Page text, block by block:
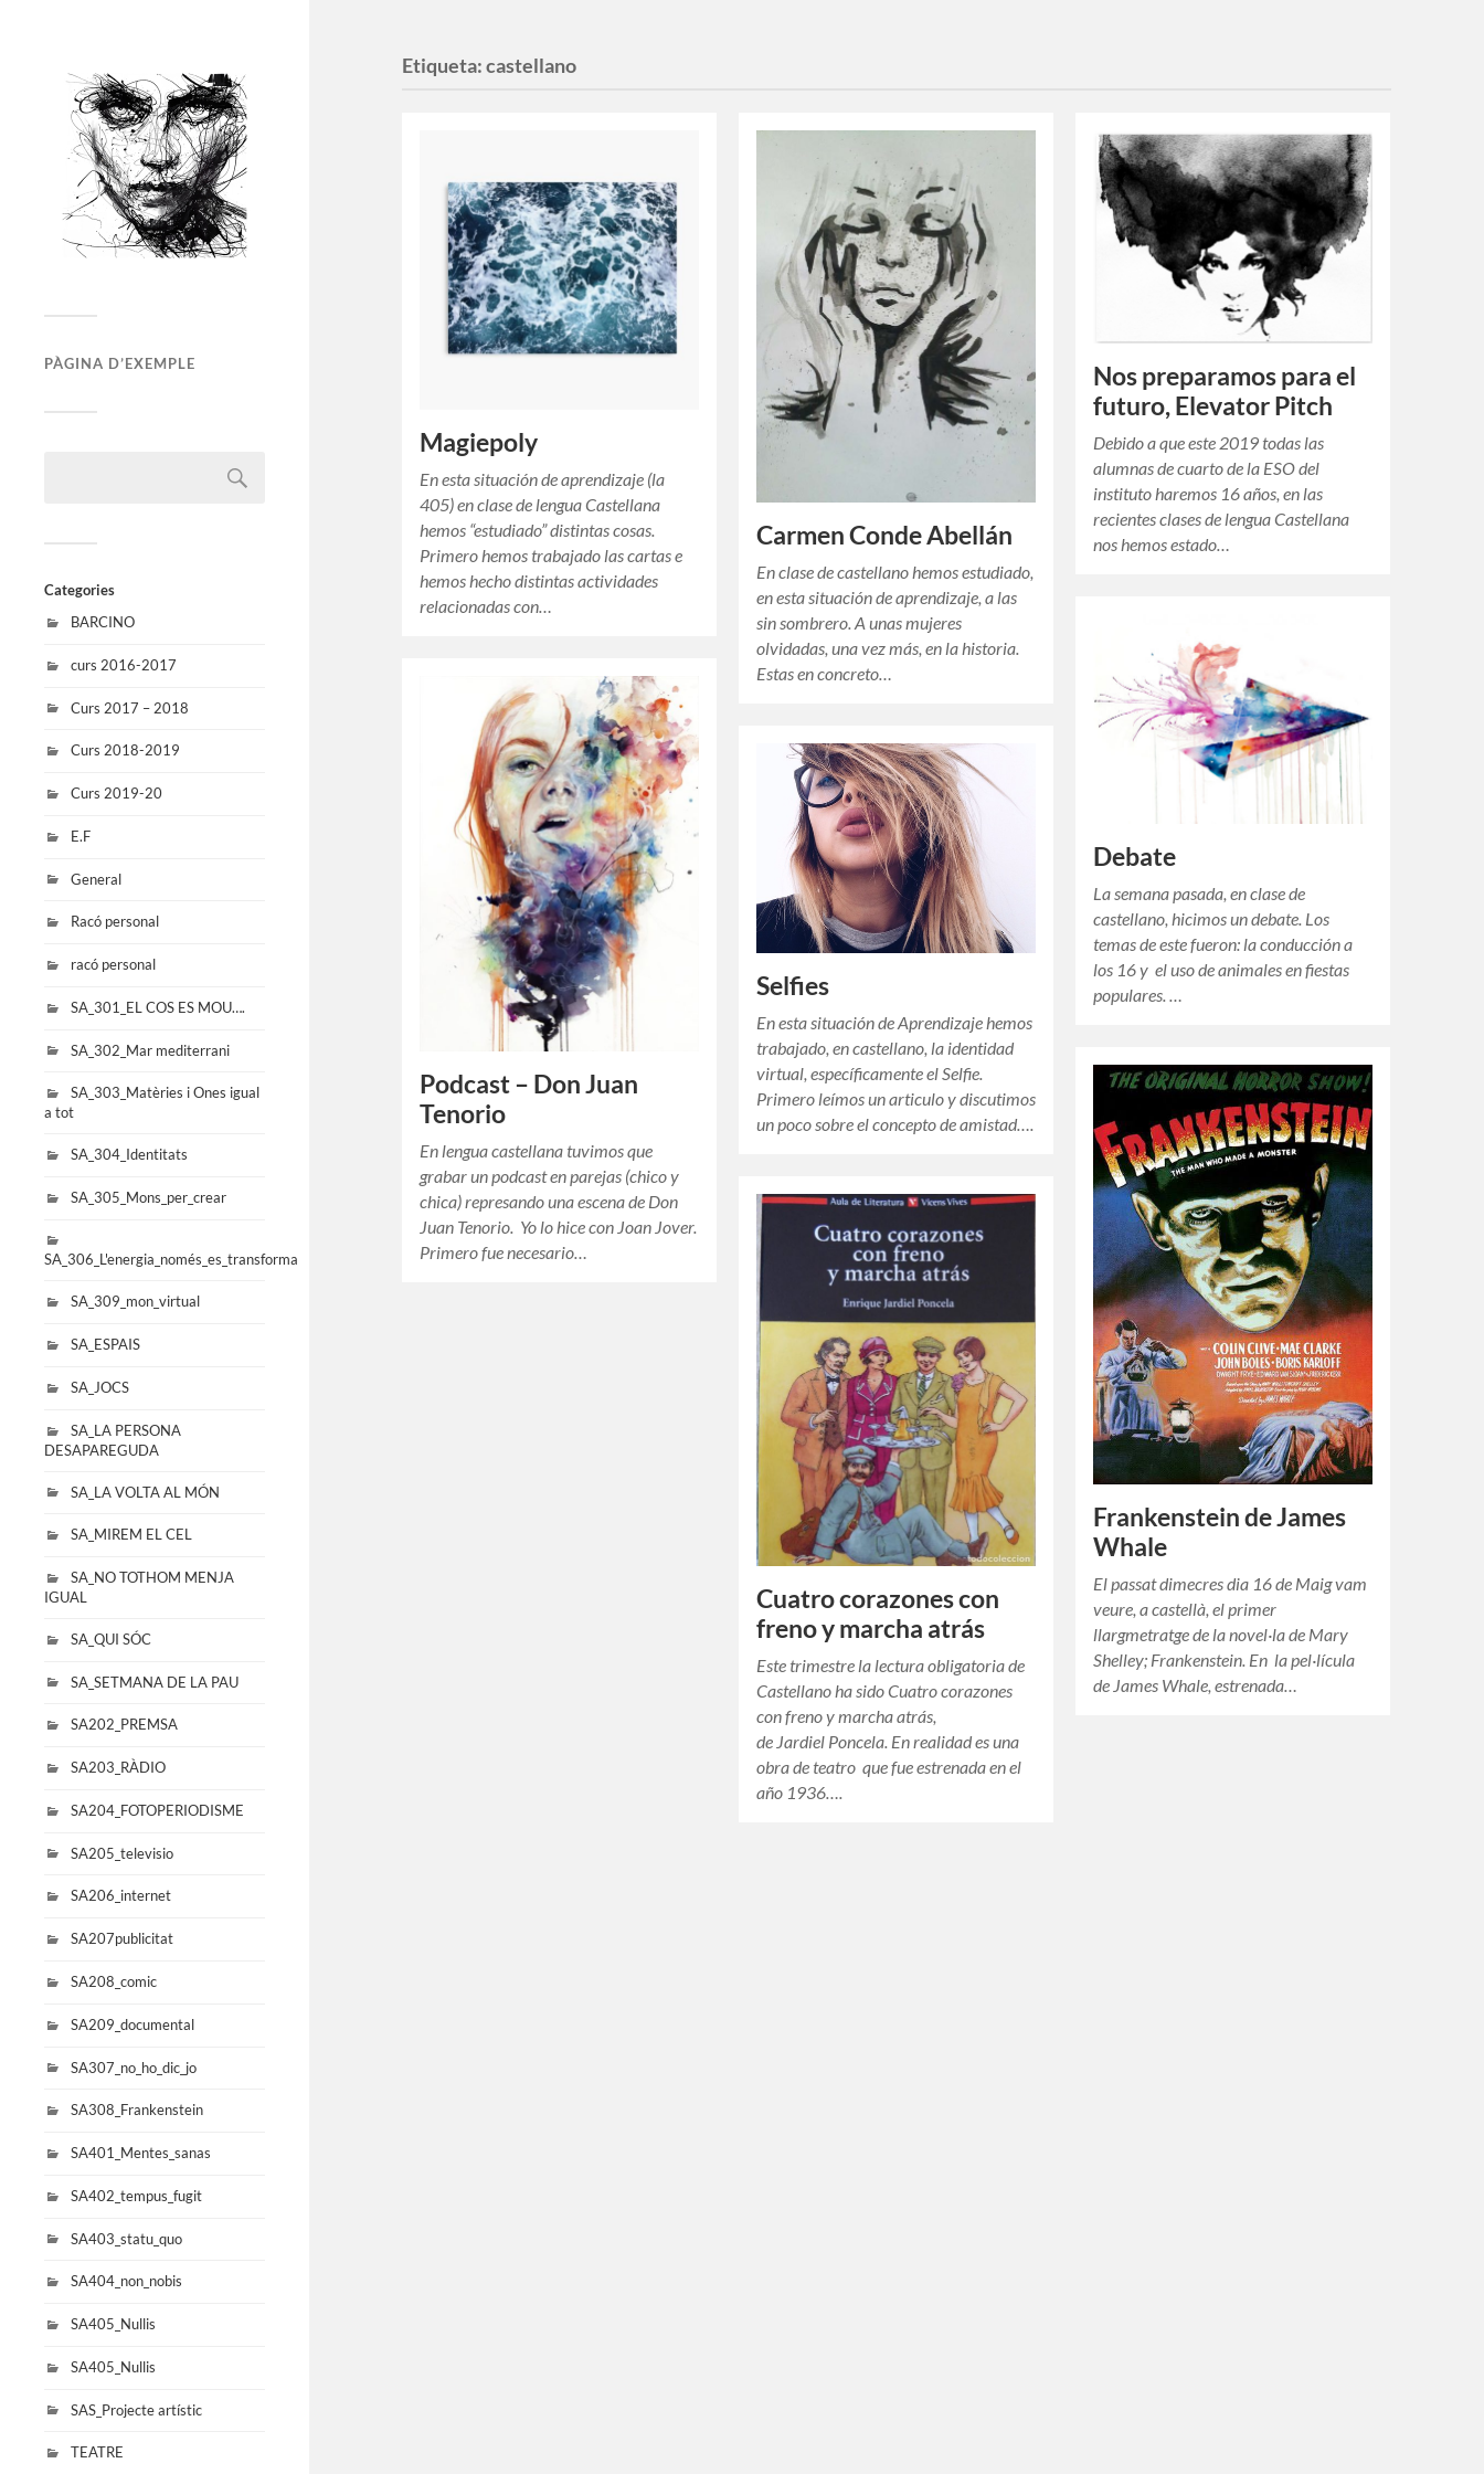
PÀGINA D’EXEMPLE
Categories
BARCINO
curs 2016-2017
Curs 2017 – 2018
Curs 2018-2019
Curs 2019-20
E.F
General
Racó personal
racó personal
SA_301_EL COS ES MOU….
SA_302_Mar mediterrani
SA_303_Matèries i Ones igual
a tot
SA_304_Identitats
SA_305_Mons_per_crear
SA_306_L'energia_només_es_transforma
SA_309_mon_virtual
SA_ESPAIS
SA_JOCS
SA_LA PERSONA
DESAPAREGUDA
SA_LA VOLTA AL MÓN
SA_MIREM EL CEL
SA_NO TOTHOM MENJA
IGUAL
SA_QUI SÓC
SA_SETMANA DE LA PAU
SA202_PREMSA
SA203_RÀDIO
SA204_FOTOPERIODISME
SA205_televisio
SA206_internet
SA207publicitat
SA208_comic
SA209_documental
SA307_no_ho_dic_jo
SA308_Frankenstein
SA401_Mentes_sanas
SA402_tempus_fugit
SA403_statu_quo
SA404_non_nobis
SA405_Nullis
SA405_Nullis
SAS_Projecte artístic
TEATRE
Etiqueta:castellano
Magiepoly
En esta situación de aprendizaje (la
405) en clase de lengua Castellana
hemos “estudiado” distintas cosas.
Primero hemos trabajado las cartas e
hemos hecho distintas actividades
relacionadas con…
Carmen Conde Abellán
En clase de castellano hemos estudiado,
en esta situación de aprendizaje, a las
sin sombrero. A unas mujeres
olvidadas, una vez más, en la historia.
Estas en concreto…
Nos preparamos para el
futuro, Elevator Pitch
Debido a que este 2019 todas las
alumnas de cuarto de la ESO del
instituto haremos 16 años, en las
recientes clases de lengua Castellana
nos hemos estado…
Debate
La semana pasada, en clase de
castellano, hicimos un debate. Los
temas de este fueron: la conducción a
los 16 y el uso de animales en fiestas
populares. …
Podcast – Don Juan
Tenorio
En lengua castellana tuvimos que
grabar un podcast en parejas (chico y
chica) represando una escena de Don
Juan Tenorio. Yo lo hice con Joan Jover.
Primero fue necesario…
Selfies
En esta situación de Aprendizaje hemos
trabajado, en castellano, la identidad
virtual, específicamente el Selfie.
Primero leímos un articulo y discutimos
un poco sobre el concepto de amistad….
Frankenstein de James
Whale
El passat dimecres dia 16 de Maig vam
veure, a castellà, el primer
llargmetratge de la novel·la de Mary
Shelley; Frankenstein. En la pel·lícula
de James Whale, estrenada…
Cuatro corazones con
freno y marcha atrás
Este trimestre la lectura obligatoria de
Castellano ha sido Cuatro corazones
con freno y marcha atrás,
de Jardiel Poncela. En realidad es una
obra de teatro que fue estrenada en el
año 1936….